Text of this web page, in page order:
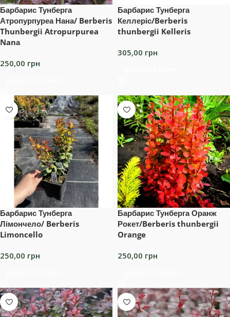
Барбарис Тунберга
Атропурпуреа Нана/ Berberis
Thunbergii Atropurpurea
Nanа
250,00 грн
Барбарис Тунберга
Келлеріс/Berberis
thunbergii Kelleris
305,00 грн
Барбарис Тунберга
Лімончело/ Berberis
Limoncello
250,00 грн
Барбарис Тунберга Оранж
Рокет/Berberis thunbergii
Orange
250,00 грн